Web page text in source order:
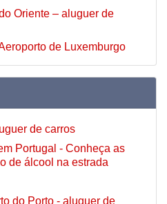
Oriente – aluguer de
de Luxemburgo
de carros
Portugal - Conheça as
de álcool na estrada
do Porto - aluguer de